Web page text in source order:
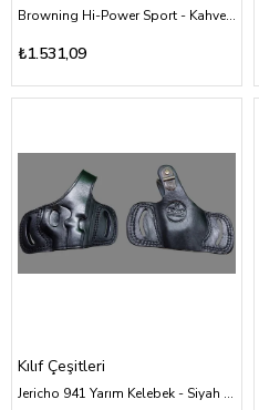
Browning Hi-Power Sport - Kahverengi Deri Kılıf Çeşitleri
₺1.531,09
Kılıf Çeşitleri
Jericho 941 Yarım Kelebek - Siyah Deri Kılıf Çeşitleri